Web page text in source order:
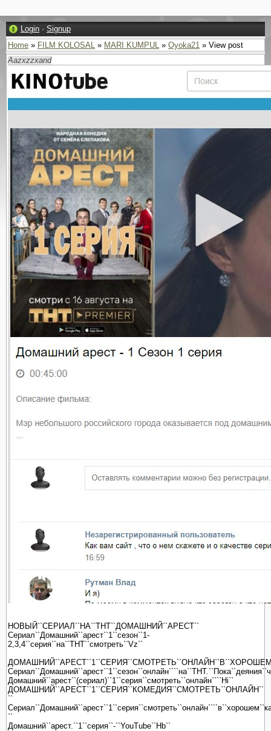
Login · Signup
Home » FILM KOLOSAL » MARI KUMPUL » Oyoka21 » View post
Aazxzzxand
НОВЫЙ``СЕРИАЛ``НА``ТНТ``ДОМАШНИЙ``АРЕСТ``
Сериал``Домашний``арест``1``сезон``1-
2,3,4``серия``на``ТНТ``смотреть``Vz``
Домашний``арест``(сериал)``1``серия``смотреть``онлайн````Hi``
ДОМАШНИЙ``АРЕСТ``1``СЕРИЯ``КОМЕДИЯ``СМОТРЕТЬ``ОНЛАЙН``
``
``
Домашний``арест.``1``серия``-``YouTube``Hb``